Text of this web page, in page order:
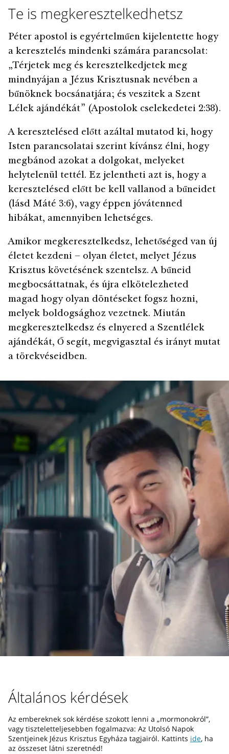
Te is megkeresztelkedhetsz
Péter apostol is egyértelműen kijelentette hogy
a keresztelés mindenki számára parancsolat:
„Térjetek meg és keresztelkedjetek meg
mindnyájan a Jézus Krisztusnak nevében a
bűnöknek bocsánatjára; és veszitek a Szent
Lélek ajándékát” (Apostolok cselekedetei 2:38).
A keresztelésed előtt azáltal mutatod ki, hogy
Isten parancsolatai szerint kívánsz élni, hogy
megbánod azokat a dolgokat, melyeket
helytelenül tettél. Ez jelentheti azt is, hogy a
keresztelésed előtt be kell vallanod a bűneidet
(lásd Máté 3:6), vagy éppen jóvátenned
hibákat, amennyiben lehetséges.
Amikor megkeresztelkedsz, lehetőséged van új
életet kezdeni – olyan életet, melyet Jézus
Krisztus követésének szentelsz. A bűneid
megbocsáttatnak, és újra elkötelezheted
magad hogy olyan döntéseket fogsz hozni,
melyek boldogsághoz vezetnek. Miután
megkeresztelkedsz és elnyered a Szentlélek
ajándékát, Ő segít, megvigasztal és irányt mutat
a törekvéseidben.
Általános kérdések
Az embereknek sok kérdése szokott lenni a „mormonokról”,
vagy tiszteletteljesebben fogalmazva: Az Utolsó Napok
Szentjeinek Jézus Krisztus Egyháza tagjairól. Kattints ide, ha
az összeset látni szeretnéd!